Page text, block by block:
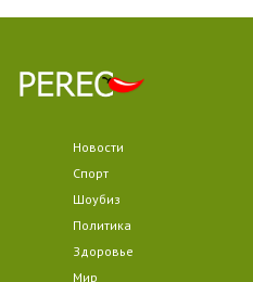
Новости
Спорт
Шоубиз
Политика
Здоровье
Мир